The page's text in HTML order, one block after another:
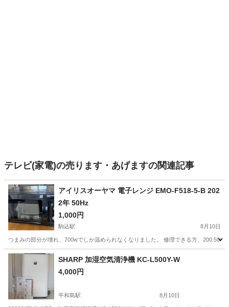
テレビ(家電)の売ります・あげますの関連記事
アイリスオーヤマ 電子レンジ EMO-F518-5-B 202
2年 50Hz
1,000円
駒込駅 8月10日
つまみの部分が壊れ、700wでしか温められなくなりました。 修理できる方、
東京 北区 キッチン家電
SHARP 加湿空気清浄機 KC-L500Y-W
4,000円
平和島駅 8月10日